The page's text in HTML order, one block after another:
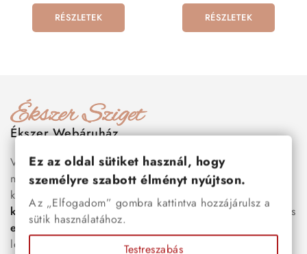
RÉSZLETEK RÉSZLETEK
Ékszer Webáruház
Válogass több száz prémium minőségű, stílusos és tartós
nemesacél ékszer és orvosi fém ékszer közül, amelyek
között megtalálhatók a legnépszerűbb darabok is:
karkötők, nőinyakláncok,karikagyűrűk,fülbevalók
és
esküvői kiegészítőkegyaránt. Webáruházunkban a
legújabb trendeket követő, mégis időtálló ékszerek közül
Ez az oldal sütiket használ, hogy
személyre szabott élményt nyújtson.
Az „Elfogadom” gombra kattintva hozzájárulsz a
sütik használatához.
Testreszabás